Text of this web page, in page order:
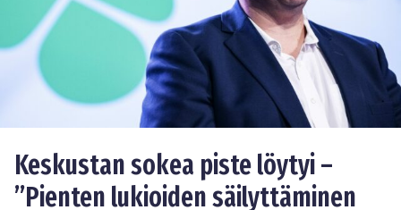
Keskustan sokea piste löytyi –
”Pienten lukioiden säilyttäminen